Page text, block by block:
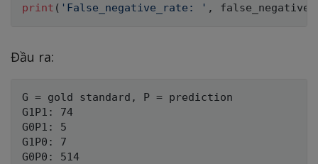
print ( 'False_negative_rate: ' ,
Đầu ra:
G = gold standard, P = prediction
G1P1: 74
G0P1: 5
G1P0: 7
G0P0: 514